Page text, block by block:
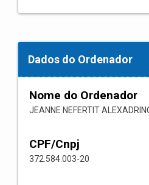
Dados do Ordenador
Nome do Ordenador
JEANNE NEFERTIT
CPF/Cnpj
372.584.003-20